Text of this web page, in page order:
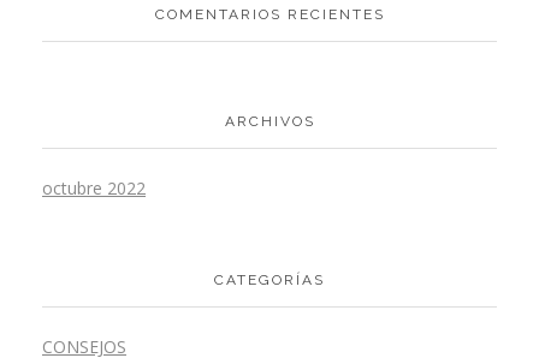
COMENTARIOS RECIENTES
ARCHIVOS
octubre 2022
CATEGORÍAS
CONSEJOS